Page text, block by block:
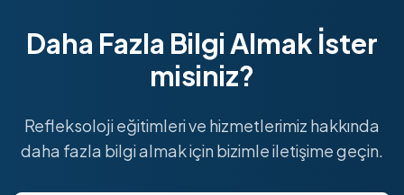
Daha Fazla Bilgi Almak İster
misiniz?
Refleksoloji eğitimleri ve hizmetlerimiz hakkında
daha fazla bilgi almak için bizimle iletişime geçin.